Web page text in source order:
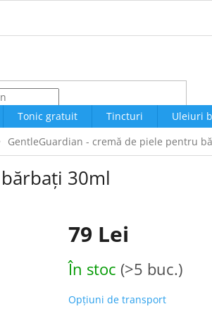
Tonic gratuit Tincturi Uleiuri
GentleGuardian - cremă de piele pentru
30ml
79 Lei
Evaluare
preţ:
În stoc (>5 buc.)
Opțiuni de transport